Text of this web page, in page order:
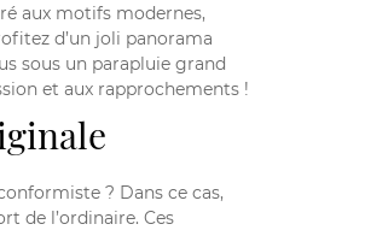
aux motifs modernes,
d’un joli panorama
sous un parapluie grand
et aux rapprochements !
? Dans ce cas,
de l’ordinaire. Ces